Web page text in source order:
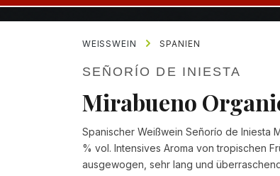
WEISSWEIN SPANIEN
SEÑORÍO DE INIESTA
Mirabueno
Spanischer Weißwein Señorío de Iniesta
% vol. Intensives Aroma von tropischen
ausgewogen, sehr lang und